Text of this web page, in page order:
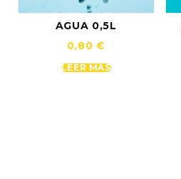
AGUA 0,5L
0,80€
LEER MÁS